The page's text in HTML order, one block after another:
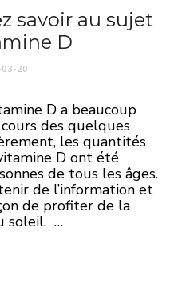
savoir au sujet
D
20
D a beaucoup
des quelques
les quantités
D ont été
de tous les âges.
de l’information et
de profiter de la
soleil. …